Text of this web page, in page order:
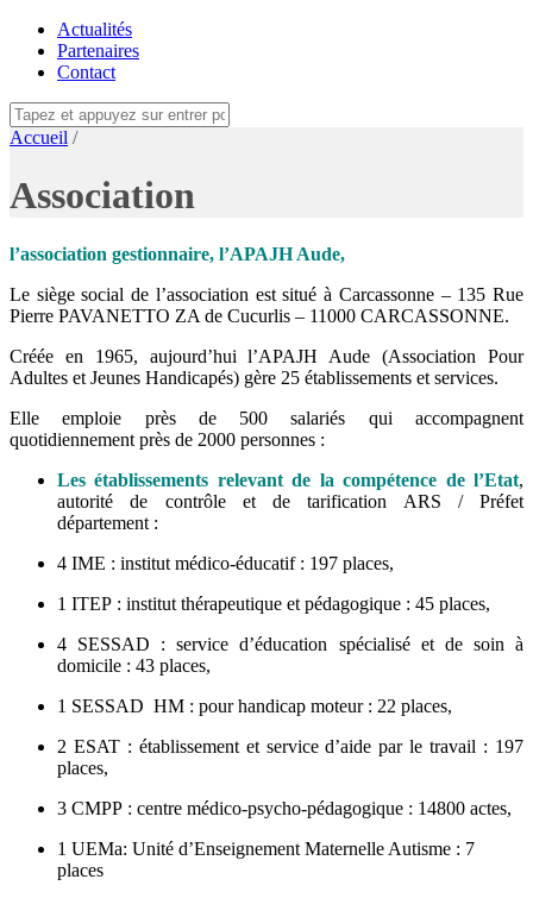
Actualités
Partenaires
Contact
Accueil /
Association
l’association gestionnaire, l’APAJH Aude,
Le siège social de l’association est situé à Carcassonne – 135 Rue
Pierre PAVANETTO ZA de Cucurlis – 11000 CARCASSONNE.
Créée en 1965, aujourd’hui l’APAJH Aude (Association Pour
Adultes et Jeunes Handicapés) gère 25 établissements et services.
Elle emploie près de 500 salariés qui accompagnent
quotidiennement près de 2000 personnes :
Les établissements relevant de la compétence de l’Etat,
autorité de contrôle et de tarification ARS / Préfet
département :
4 IME : institut médico-éducatif : 197 places,
1 ITEP : institut thérapeutique et pédagogique : 45 places,
4 SESSAD : service d’éducation spécialisé et de soin à
domicile : 43 places,
1 SESSAD HM : pour handicap moteur : 22 places,
2 ESAT : établissement et service d’aide par le travail : 197
places,
3 CMPP : centre médico-psycho-pédagogique : 14800 actes,
1 UEMa: Unité d’Enseignement Maternelle Autisme : 7
places